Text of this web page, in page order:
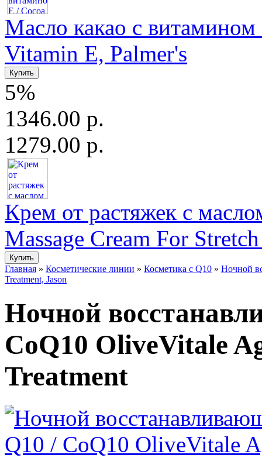
Масло какао с
Vitamin E, Palmer's
5%
1346.00 р.
1279.00 р.
Крем от растяжек с
Massage Cream For
Главная » Косметические линии » Косметика с Q10 » Ночной
Treatment, Jason
Ночной
CoQ10 OliveVitale
Treatment